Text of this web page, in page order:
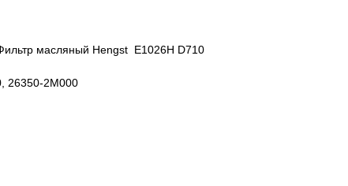
масляный Hengst E1026H D710
26350-2M000